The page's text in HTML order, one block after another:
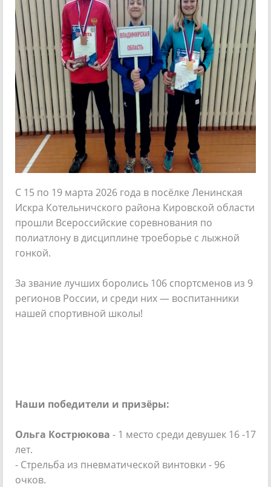
С 15 по 19 марта 2026 года в посёлке Ленинская
Искра Котельничского района Кировской области
прошли Всероссийские соревнования по
полиатлону в дисциплине троеборье с лыжной
гонкой.
За звание лучших боролись 106 спортсменов из 9
регионов России, и среди них — воспитанники
нашей спортивной школы!
Наши победители и призёры:
Ольга Кострюкова - 1 место среди девушек 16 -17
лет.
- Стрельба из пневматической винтовки - 96
очков.